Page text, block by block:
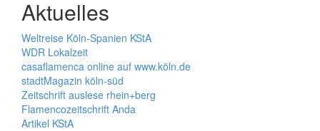
Aktuelles
Weltreise Köln-Spanien KStA
WDR Lokalzeit
casaflamenca online auf www.köln.de
stadtMagazin köln-süd
Zeitschrift auslese rhein+berg
Flamencozeitschrift Anda
Artikel KStA